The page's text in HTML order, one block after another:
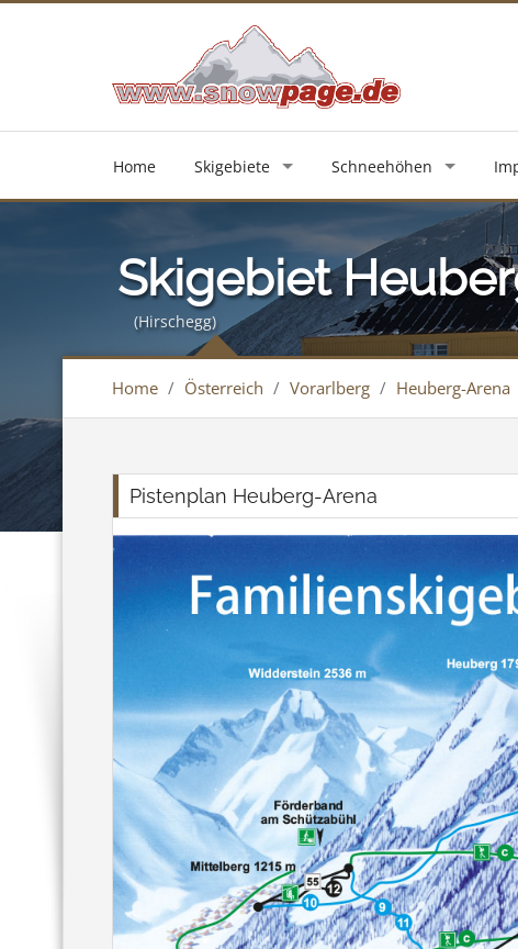
Home Skigebiete Schneehöhen
Skigebiet
(Hirschegg)
Home / Österreich / Vorarlberg / Heuberg-Arena
Pistenplan Heuberg-Arena